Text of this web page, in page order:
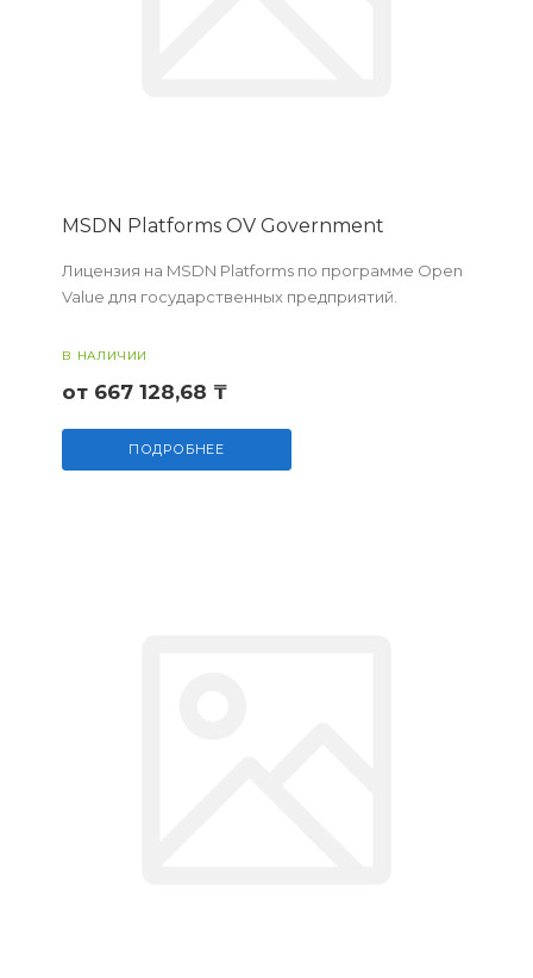
MSDN Platforms OV Government
Лицензия на MSDN Platforms по программе Open
Value для государственных предприятий.
В НАЛИЧИИ
от 667 128,68 ₸
ПОДРОБНЕЕ